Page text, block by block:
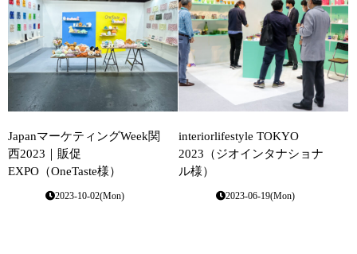
JapanマーケティングWeek関
西2023｜販促
EXPO（OneTaste様）
2023-10-02(Mon)
interiorlifestyle TOKYO
2023（ジオインタナショナ
ル様）
2023-06-19(Mon)